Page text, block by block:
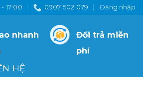
17:00 0907 502 079 Đăng nhập
nhanh
Đổi trả miễn
phí
HỆ